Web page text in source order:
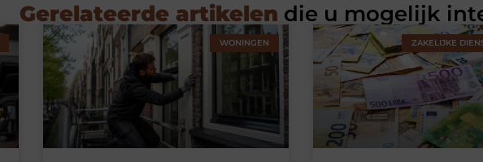
Gerelateerde artikelen die u mogelijk
WONINGEN ZAKELIJKE